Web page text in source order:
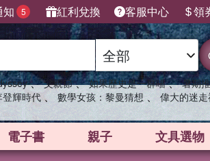
知 5 紅利兌換 客服中心 領
、 父親節 、 如果歷史是一群喵 、 暑期
登輝時代 、 數學女孩：黎曼猜想 、 偉大的迷
電子書 親子 文具選物